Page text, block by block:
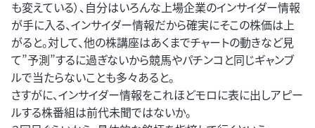
も変えている）、自分はいろんな上場企業のインサイダー情報
が手に入る、インサイダー情報だから確実にそこの株価は上
がると。対して、他の株講座はあくまでチャートの動きなど見
て”予測”するに過ぎないから競馬やパチンコと同じギャンブ
ルで当たらないことも多々あると。
さすがに、インサイダー情報をこれほどモロに表に出しアピー
ルする株番組は前代未聞ではないか。